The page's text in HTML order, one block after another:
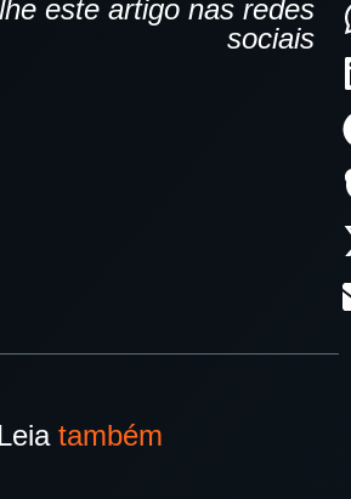
este artigo nas redes
sociais
Leia também